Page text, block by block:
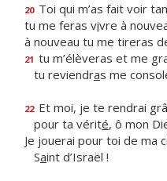
20 Toi qui m’as fait voir
tu me feras vivre à
à nouveau tu me tireras
21 tu m’élèveras et me
tu reviendras me
22 Et moi, je te rendrai
pour ta vérité, ô mon
Je jouerai pour toi de ma
Saint d’Israël !